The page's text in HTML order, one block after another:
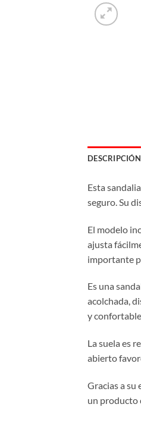
DESCRIPCIÓN
Esta
seguro. Su
El modelo
ajusta
importante
Es una
acolchada,
y
La suela es
abierto
Gracias a su
un producto